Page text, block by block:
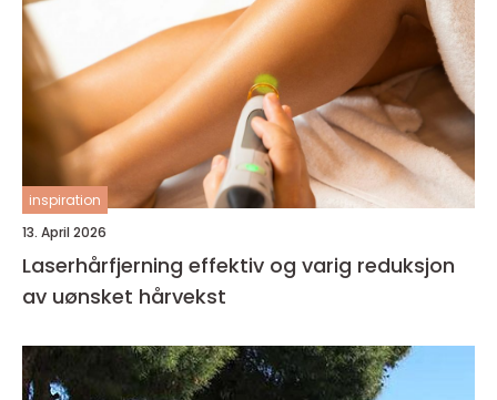
inspiration
13. April 2026
Laserhårfjerning effektiv og varig reduksjon
av uønsket hårvekst